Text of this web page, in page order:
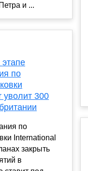
и ...
по
уволит 300
по
International
закрыть
в